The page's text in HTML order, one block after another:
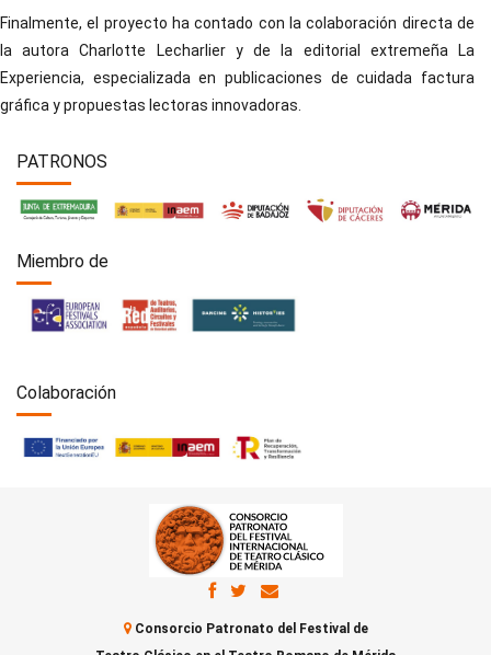
Finalmente, el proyecto ha contado con la colaboración directa de
la autora Charlotte Lecharlier y de la editorial extremeña La
Experiencia, especializada en publicaciones de cuidada factura
gráfica y propuestas lectoras innovadoras.
PATRONOS
Miembro de
Colaboración
Consorcio Patronato del Festival de